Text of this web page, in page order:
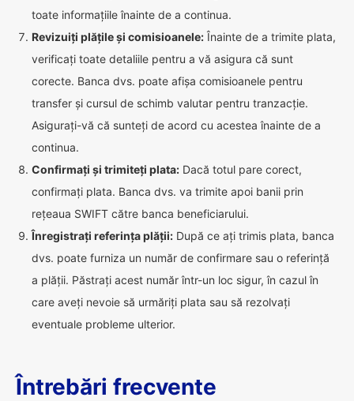
toate informațiile înainte de a continua.
Revizuiți plățile și comisioanele: Înainte de a trimite plata,
verificați toate detaliile pentru a vă asigura că sunt
corecte. Banca dvs. poate afișa comisioanele pentru
transfer și cursul de schimb valutar pentru tranzacție.
Asigurați-vă că sunteți de acord cu acestea înainte de a
continua.
Confirmați și trimiteți plata: Dacă totul pare corect,
confirmați plata. Banca dvs. va trimite apoi banii prin
rețeaua SWIFT către banca beneficiarului.
Înregistrați referința plății: După ce ați trimis plata, banca
dvs. poate furniza un număr de confirmare sau o referință
a plății. Păstrați acest număr într-un loc sigur, în cazul în
care aveți nevoie să urmăriți plata sau să rezolvați
eventuale probleme ulterior.
Întrebări frecvente